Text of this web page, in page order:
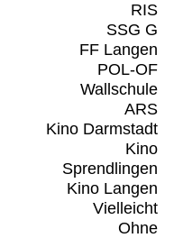
RIS
SSG G
FF Langen
POL-OF
Wallschule
ARS
Kino Darmstadt
Kino
Sprendlingen
Kino Langen
Vielleicht
Ohne